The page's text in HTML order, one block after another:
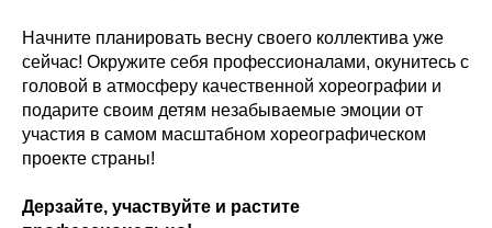
Начните планировать весну своего коллектива уже
сейчас! Окружите себя профессионалами, окунитесь с
головой в атмосферу качественной хореографии и
подарите своим детям незабываемые эмоции от
участия в самом масштабном хореографическом
проекте страны!
Дерзайте, участвуйте и растите